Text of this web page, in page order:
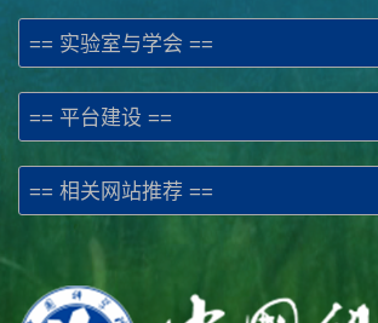
== 实验室与学会 ==
== 平台建设 ==
== 相关网站推荐 ==